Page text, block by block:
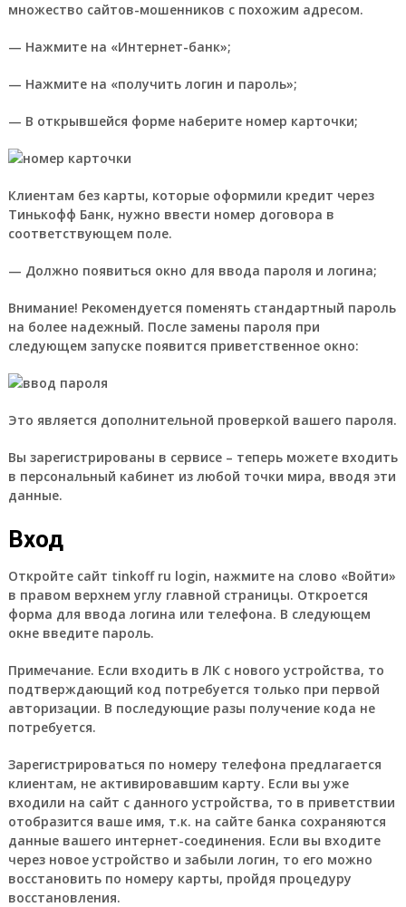
множество сайтов-мошенников с похожим адресом.
— Нажмите на «Интернет-банк»;
— Нажмите на «получить логин и пароль»;
— В открывшейся форме наберите номер карточки;
Клиентам без карты, которые оформили кредит через
Тинькофф Банк, нужно ввести номер договора в
соответствующем поле.
— Должно появиться окно для ввода пароля и логина;
Внимание! Рекомендуется поменять стандартный пароль
на более надежный. После замены пароля при
следующем запуске появится приветственное окно:
Это является дополнительной проверкой вашего пароля.
Вы зарегистрированы в сервисе – теперь можете входить
в персональный кабинет из любой точки мира, вводя эти
данные.
Вход
Откройте сайт tinkoff ru login, нажмите на слово «Войти»
в правом верхнем углу главной страницы. Откроется
форма для ввода логина или телефона. В следующем
окне введите пароль.
Примечание. Если входить в ЛК с нового устройства, то
подтверждающий код потребуется только при первой
авторизации. В последующие разы получение кода не
потребуется.
Зарегистрироваться по номеру телефона предлагается
клиентам, не активировавшим карту. Если вы уже
входили на сайт с данного устройства, то в приветствии
отобразится ваше имя, т.к. на сайте банка сохраняются
данные вашего интернет-соединения. Если вы входите
через новое устройство и забыли логин, то его можно
восстановить по номеру карты, пройдя процедуру
восстановления.